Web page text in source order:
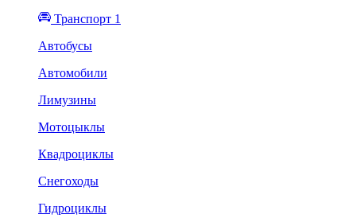
Транспорт 1
Автобусы
Автомобили
Лимузины
Мотоцыклы
Квадроциклы
Снегоходы
Гидроциклы